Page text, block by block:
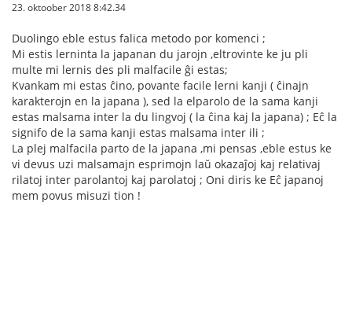
23. oktoober 2018 8:42.34
Duolingo eble estus falica metodo por komenci ;
Mi estis lerninta la japanan du jarojn ,eltrovinte ke ju pli
multe mi lernis des pli malfacile ĝi estas;
Kvankam mi estas ĉino, povante facile lerni kanji ( ĉinajn
karakterojn en la japana ), sed la elparolo de la sama kanji
estas malsama inter la du lingvoj ( la ĉina kaj la japana) ; Eĉ la
signifo de la sama kanji estas malsama inter ili ;
La plej malfacila parto de la japana ,mi pensas ,eble estus ke
vi devus uzi malsamajn esprimojn laŭ okazaĵoj kaj relativaj
rilatoj inter parolantoj kaj parolatoj ; Oni diris ke Eĉ japanoj
mem povus misuzi tion !